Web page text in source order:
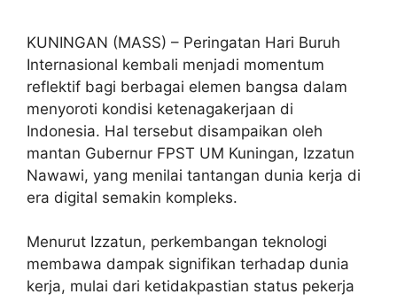
KUNINGAN (MASS) – Peringatan Hari Buruh
Internasional kembali menjadi momentum
reflektif bagi berbagai elemen bangsa dalam
menyoroti kondisi ketenagakerjaan di
Indonesia. Hal tersebut disampaikan oleh
mantan Gubernur FPST UM Kuningan, Izzatun
Nawawi, yang menilai tantangan dunia kerja di
era digital semakin kompleks.
Menurut Izzatun, perkembangan teknologi
membawa dampak signifikan terhadap dunia
kerja, mulai dari ketidakpastian status pekerja